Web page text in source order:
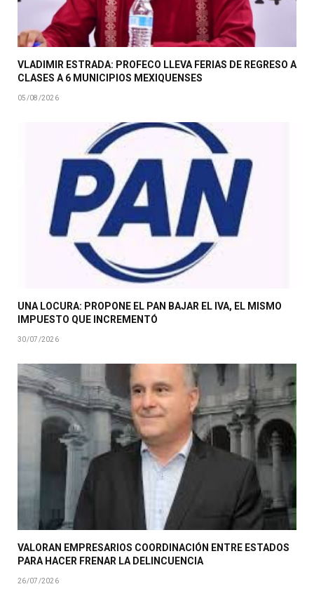
VLADIMIR ESTRADA: PROFECO LLEVA FERIAS DE REGRESO A
CLASES A 6 MUNICIPIOS MEXIQUENSES
05/08/2026
UNA LOCURA: PROPONE EL PAN BAJAR EL IVA, EL MISMO
IMPUESTO QUE INCREMENTÓ
30/07/2026
VALORAN EMPRESARIOS COORDINACIÓN ENTRE ESTADOS
PARA HACER FRENAR LA DELINCUENCIA
26/07/2026